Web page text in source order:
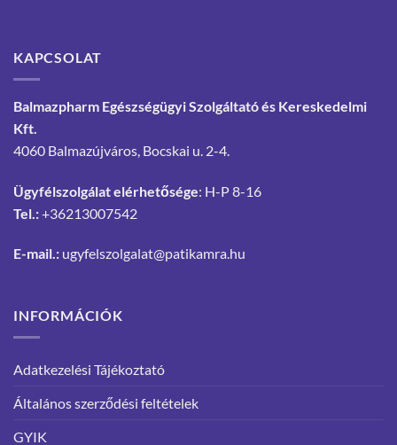
KAPCSOLAT
Balmazpharm Egészségügyi Szolgáltató és Kereskedelmi
Kft.
4060 Balmazújváros, Bocskai u. 2-4.
Ügyfélszolgálat elérhetősége: H-P 8-16
Tel.:+36213007542
E-mail.: ugyfelszolgalat@patikamra.hu
INFORMÁCIÓK
Adatkezelési Tájékoztató
Általános szerződési feltételek
GYIK